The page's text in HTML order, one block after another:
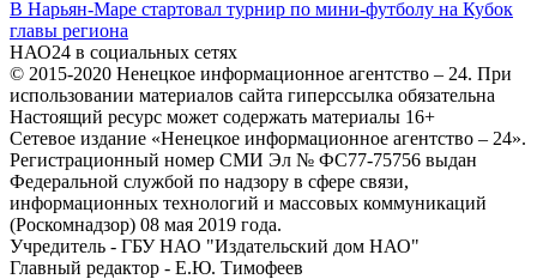
В Нарьян-Маре стартовал турнир по мини-футболу на Кубок
главы региона
НАО24 в социальных сетях
© 2015-2020 Ненецкое информационное агентство – 24. При
использовании материалов сайта гиперссылка обязательна
Настоящий ресурс может содержать материалы 16+
Сетевое издание «Ненецкое информационное агентство – 24».
Регистрационный номер СМИ Эл № ФС77-75756 выдан
Федеральной службой по надзору в сфере связи,
информационных технологий и массовых коммуникаций
(Роскомнадзор) 08 мая 2019 года.
Учредитель - ГБУ НАО "Издательский дом НАО"
Главный редактор - Е.Ю. Тимофеев